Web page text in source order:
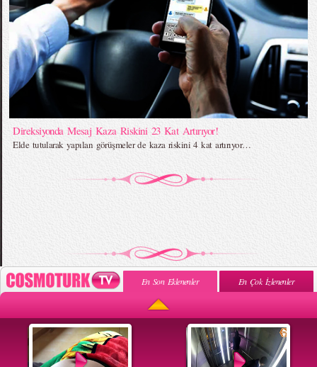
Direksiyonda Mesaj Kaza Riskini 23 Kat Artırıyor!
Elde tutularak yapılan görüşmeler de kaza riskini 4 kat artırıyor…
En Son Eklenenler En Çok İzlenenler